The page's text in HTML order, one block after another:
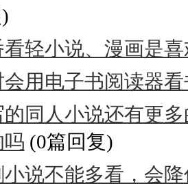
轻小说、漫画是
用电子书阅读器
的同人小说还有更
吗 (0篇回复)
说不能多看，会